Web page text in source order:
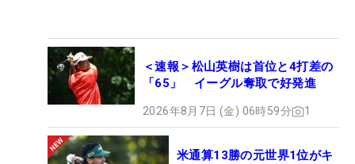
＜速報＞松山英樹は首位と4打差の
「65」 イーグル奪取で好発進
2026年8月7日 (金) 06時59分 1
米通算13勝の元世界1位がキ